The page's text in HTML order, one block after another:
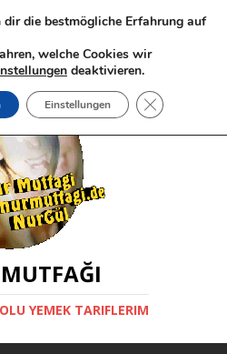
YEMEK TARIFLERIM
die bestmögliche Erfahrung auf
welche Cookies wir
deaktivieren.
Einstellungen GDPR